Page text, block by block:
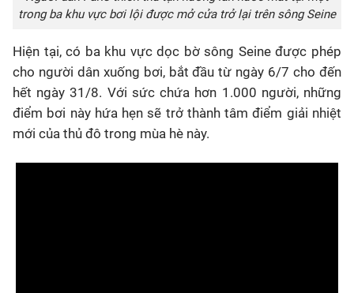
trong ba khu vực bơi lội được mở cửa trở lại trên sông Seine
Hiện tại, có ba khu vực dọc bờ sông Seine được phép
cho người dân xuống bơi, bắt đầu từ ngày 6/7 cho đến
hết ngày 31/8. Với sức chứa hơn 1.000 người, những
điểm bơi này hứa hẹn sẽ trở thành tâm điểm giải nhiệt
mới của thủ đô trong mùa hè này.